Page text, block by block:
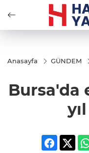
Anasayfa GÜNDEM
Bursa'da